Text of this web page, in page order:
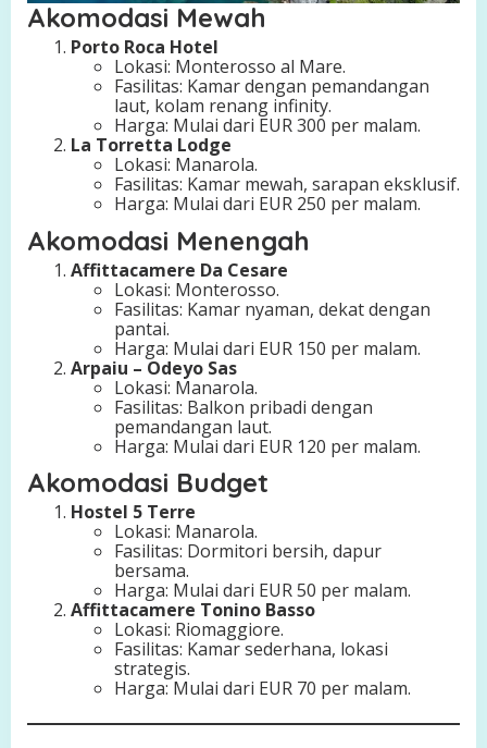
Akomodasi Mewah
Porto Roca Hotel
Lokasi: Monterosso al Mare.
Fasilitas: Kamar dengan pemandangan
laut, kolam renang infinity.
Harga: Mulai dari EUR 300 per malam.
La Torretta Lodge
Lokasi: Manarola.
Fasilitas: Kamar mewah, sarapan eksklusif.
Harga: Mulai dari EUR 250 per malam.
Akomodasi Menengah
Affittacamere Da Cesare
Lokasi: Monterosso.
Fasilitas: Kamar nyaman, dekat dengan
pantai.
Harga: Mulai dari EUR 150 per malam.
Arpaiu – Odeyo Sas
Lokasi: Manarola.
Fasilitas: Balkon pribadi dengan
pemandangan laut.
Harga: Mulai dari EUR 120 per malam.
Akomodasi Budget
Hostel 5 Terre
Lokasi: Manarola.
Fasilitas: Dormitori bersih, dapur
bersama.
Harga: Mulai dari EUR 50 per malam.
Affittacamere Tonino Basso
Lokasi: Riomaggiore.
Fasilitas: Kamar sederhana, lokasi
strategis.
Harga: Mulai dari EUR 70 per malam.